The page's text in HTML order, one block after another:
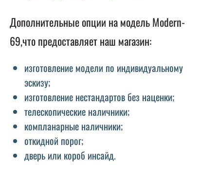
Дополнительные опции на модель Modern-
69,что предоставляет наш магазин:
изготовление модели по индивидуальному
эскизу;
изготовление нестандартов без наценки;
телескопические наличники;
компланарные наличники;
откидной порог;
дверь или короб инсайд.